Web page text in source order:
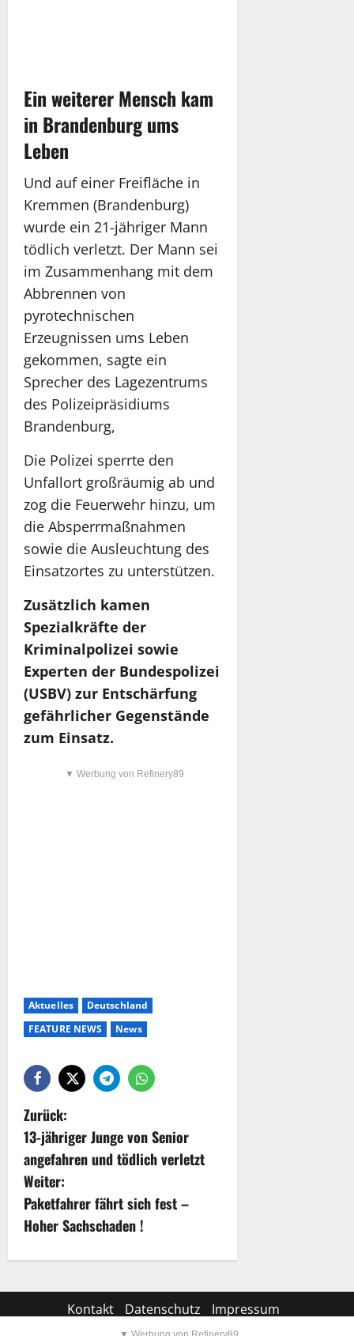
Ein weiterer Mensch kam
in Brandenburg ums
Leben
Und auf einer Freifläche in
Kremmen (Brandenburg)
wurde ein 21-jähriger Mann
tödlich verletzt. Der Mann sei
im Zusammenhang mit dem
Abbrennen von
pyrotechnischen
Erzeugnissen ums Leben
gekommen, sagte ein
Sprecher des Lagezentrums
des Polizeipräsidiums
Brandenburg,
Die Polizei sperrte den
Unfallort großräumig ab und
zog die Feuerwehr hinzu, um
die Absperrmaßnahmen
sowie die Ausleuchtung des
Einsatzortes zu unterstützen.
Zusätzlich kamen
Spezialkräfte der
Kriminalpolizei sowie
Experten der Bundespolizei
(USBV) zur Entschärfung
gefährlicher Gegenstände
zum Einsatz.
▼ Werbung von Refinery89
Aktuelles
Deutschland
FEATURE NEWS
News
Zurück:
13-jähriger Junge von Senior
angefahren und tödlich verletzt
Weiter:
Paketfahrer fährt sich fest –
Hoher Sachschaden !
Kontakt Datenschutz Impressum